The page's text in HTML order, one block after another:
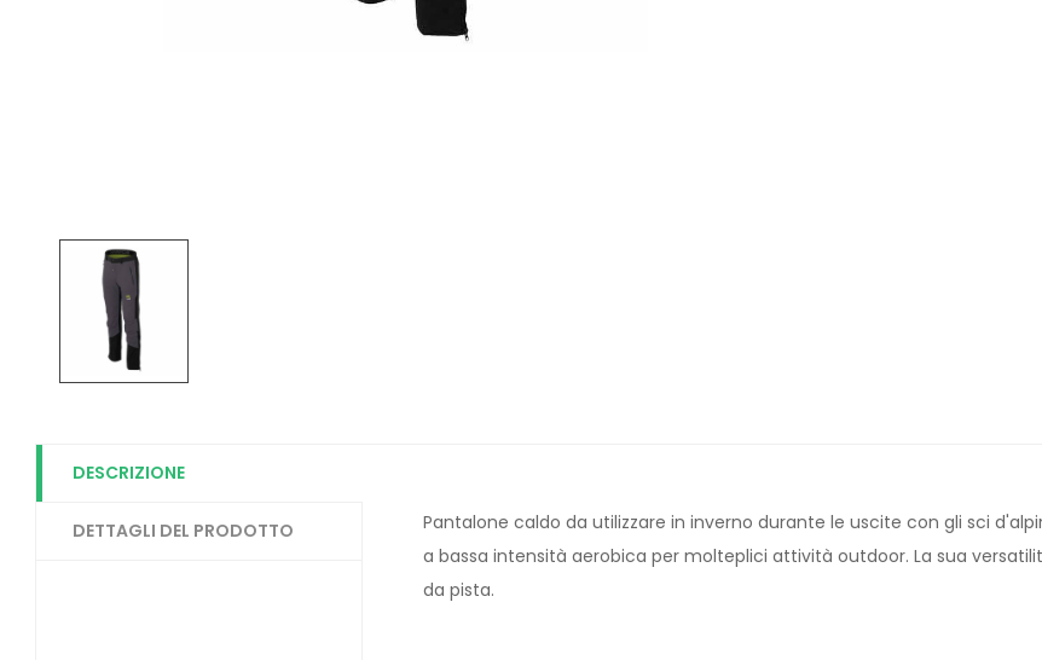
DESCRIZIONE
DETTAGLI DEL PRODOTTO
Pantalone caldo da utilizzare in inverno durante le uscite con gli sci
a bassa intensità aerobica per molteplici attività outdoor. La sua
da pista.